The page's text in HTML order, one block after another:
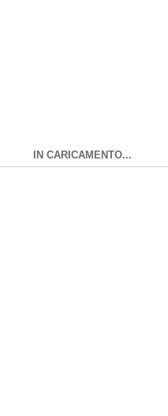
IN CARICAMENTO...